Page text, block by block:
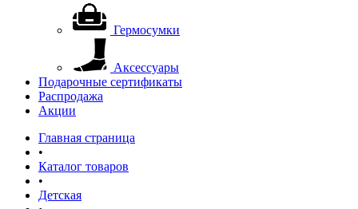
Гермосумки
Аксессуары
Подарочные сертификаты
Распродажа
Акции
Главная страница
•
Каталог товаров
•
Детская